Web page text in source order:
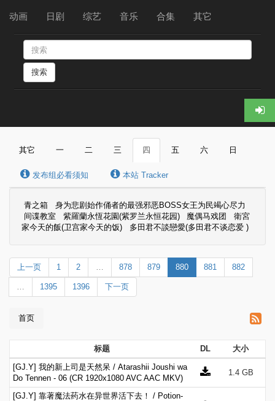
动画 日剧 综艺 音乐 合集 其它
搜索
其它 一 二 三 四 五 六 日
发布组必看须知 本站 Tracker
青之箱
身为悲剧始作俑者的最强邪恶BOSS女王为民竭心尽力
间谍教室
紫羅蘭永恆花園(紫罗兰永恒花园) 魔偶马戏团
衛宮
家今天的飯(卫宫家今天的饭)
多田君不談戀愛(多田君不谈恋爱 )
上一页 1 2 … 878 879 880 881 882
… 1395 1396 下一页
首页
标题 DL
大小
[GJ.Y] 我的新上司是天然呆 / Atarashii Joushi wa
Do Tennen - 06 (CR 1920x1080 AVC AAC MKV)
1.4 GB
[GJ.Y] 靠著魔法药水在异世界活下去！ / Potion-